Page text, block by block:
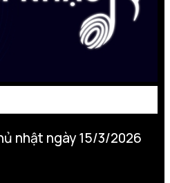
nhật ngày 15/3/2026